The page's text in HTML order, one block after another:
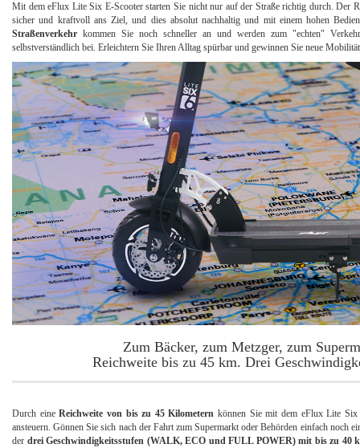
Mit dem eFlux Lite Six E-Scooter starten Sie nicht nur auf der Straße richtig durch. Der
sicher und kraftvoll ans Ziel, und dies absolut nachhaltig und mit einem hohen
Straßenverkehr kommen Sie noch schneller an und werden zum "echten"
selbstverständlich bei. Erleichtern Sie Ihren Alltag spürbar und gewinnen Sie neue
Zum Bäcker, zum Metzger, zum
Reichweite bis zu 45 km. Drei
Durch eineReichweite von bis zu 45 Kilometern können Sie mit dem eFlux Lite
ansteuern. Gönnen Sie sich nach der Fahrt zum Supermarkt oder Behörden einfach noch
der drei Geschwindigkeitsstufen (WALK, ECO und FULL POWER) mit bis zu 40